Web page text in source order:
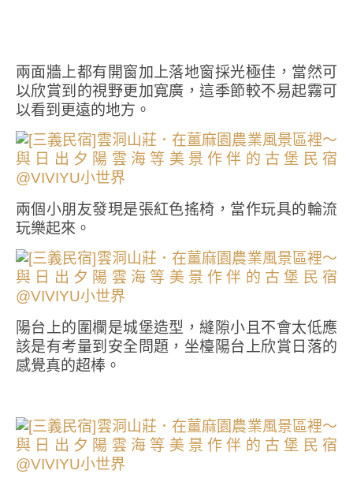
兩面牆上都有開窗加上落地窗採光極佳，當然可
以欣賞到的視野更加寬廣，這季節較不易起霧可
以看到更遠的地方。
兩個小朋友發現是張紅色搖椅，當作玩具的輪流
玩樂起來。
陽台上的圍欄是城堡造型，縫隙小且不會太低應
該是有考量到安全問題，坐檯陽台上欣賞日落的
感覺真的超棒。